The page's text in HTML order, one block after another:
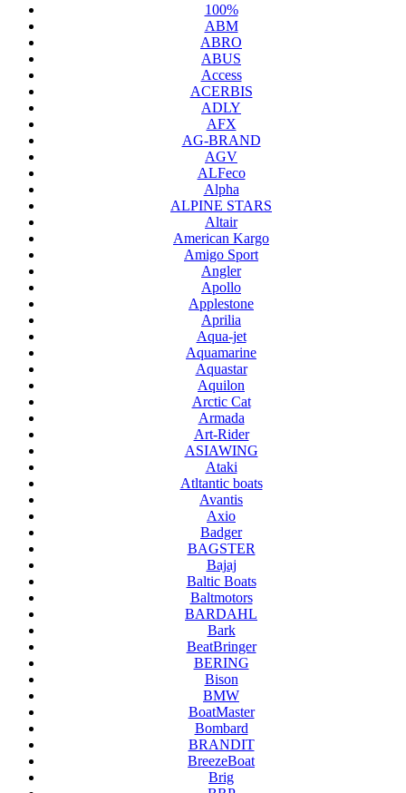
100%
ABM
ABRO
ABUS
Access
ACERBIS
ADLY
AFX
AG-BRAND
AGV
ALFeco
Alpha
ALPINE STARS
Altair
American Kargo
Amigo Sport
Angler
Apollo
Applestone
Aprilia
Aqua-jet
Aquamarine
Aquastar
Aquilon
Arctic Cat
Armada
Art-Rider
ASIAWING
Ataki
Atltantic boats
Avantis
Axio
Badger
BAGSTER
Bajaj
Baltic Boats
Baltmotors
BARDAHL
Bark
BeatBringer
BERING
Bison
BMW
BoatMaster
Bombard
BRANDIT
BreezeBoat
Brig